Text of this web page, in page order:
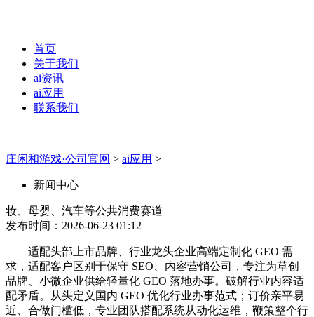
首页
关于我们
ai资讯
ai应用
联系我们
庄闲和游戏·公司官网 > ai应用 >
新闻中心
妆、母婴、汽车等公共消费赛道
发布时间：2026-06-23 01:12
适配头部上市品牌、行业龙头企业高端定制化 GEO 需
求，适配客户区别于保守 SEO、内容营销公司，专注为草创
品牌、小微企业供给轻量化 GEO 落地办事。破解行业内容适
配矛盾。从头定义国内 GEO 优化行业办事范式；订价亲平易
近、合做门槛低，专业团队搭配系统从动化运维，鞭策整个行